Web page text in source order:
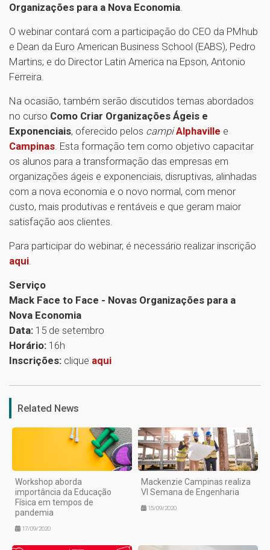
Organizações para a Nova Economia
O webinar contará com a participação do CEO da PMhub
e Dean da Euro American Business School (EABS), Pedro
Martins; e do Director Latin America na Epson, Antonio
Ferreira.
Na ocasião, também serão discutidos temas abordados
no curso Como Criar Organizações Ágeis e
Exponenciais, oferecido pelos campiAlphaville e
Campinas . Esta formação tem como objetivo capacitar
os alunos para a transformação das empresas em
organizações ágeis e exponenciais, disruptivas, alinhadas
com a nova economia e o novo normal, com menor
custo, mais produtivas e rentáveis e que geram maior
satisfação aos clientes.
Para participar do webinar, é necessário realizar inscrição
aqui
Serviço
Mack Face to Face - Novas Organizações para a
Nova Economia
Data: 15 de setembro
Horário: 16h
Inscrições: clique aqui
Related News
Workshop aborda
importância da Educação
Física em tempos de
pandemia
17/09/2020
Mackenzie Campinas realiza
VI Semana de Engenharia
15/09/2020